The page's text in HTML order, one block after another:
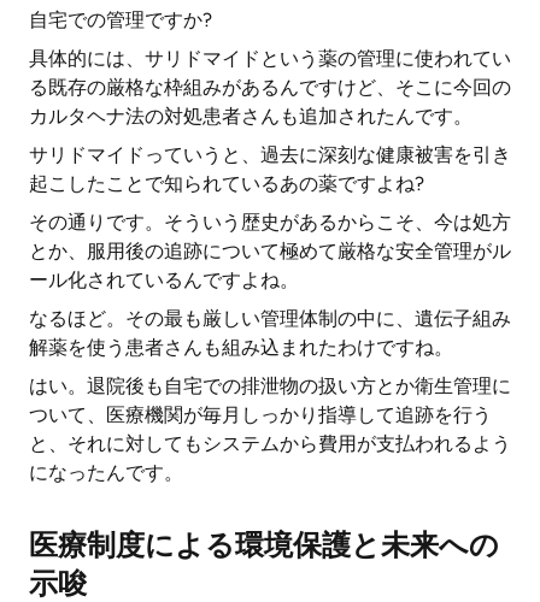
自宅での管理ですか?
具体的には、サリドマイドという薬の管理に使われてい
る既存の厳格な枠組みがあるんですけど、そこに今回の
カルタヘナ法の対処患者さんも追加されたんです。
サリドマイドっていうと、過去に深刻な健康被害を引き
起こしたことで知られているあの薬ですよね?
その通りです。そういう歴史があるからこそ、今は処方
とか、服用後の追跡について極めて厳格な安全管理がル
ール化されているんですよね。
なるほど。その最も厳しい管理体制の中に、遺伝子組み
解薬を使う患者さんも組み込まれたわけですね。
はい。退院後も自宅での排泄物の扱い方とか衛生管理に
ついて、医療機関が毎月しっかり指導して追跡を行う
と、それに対してもシステムから費用が支払われるよう
になったんです。
医療制度による環境保護と未来への
示唆